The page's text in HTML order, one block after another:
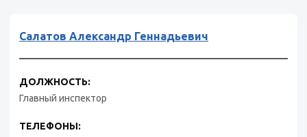
Салатов Александр Геннадьевич
ДОЛЖНОСТЬ:
Главный инспектор
ТЕЛЕФОНЫ: